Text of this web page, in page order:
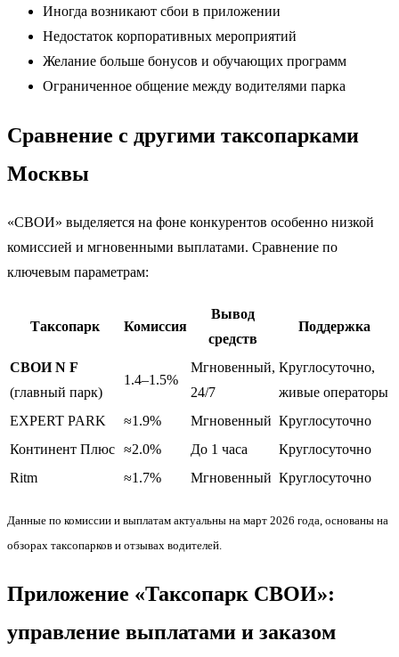
Иногда возникают сбои в приложении
Недостаток корпоративных мероприятий
Желание больше бонусов и обучающих программ
Ограниченное общение между водителями парка
Сравнение с другими таксопарками
Москвы
«СВОИ» выделяется на фоне конкурентов особенно низкой
комиссией и мгновенными выплатами. Сравнение по
ключевым параметрам:
Таксопарк Комиссия
Вывод
средств
Поддержка
СВОИ N F
(главный парк)
1.4–1.5%
Мгновенный,
24/7
Круглосуточно,
живые операторы
EXPERT PARK
≈1.9% Мгновенный Круглосуточно
Континент Плюс ≈2.0% До 1 часа
Круглосуточно
Ritm
≈1.7% Мгновенный Круглосуточно
Данные по комиссии и выплатам актуальны на март 2026 года, основаны на
обзорах таксопарков и отзывах водителей.
Приложение «Таксопарк СВОИ»:
управление выплатами и заказом